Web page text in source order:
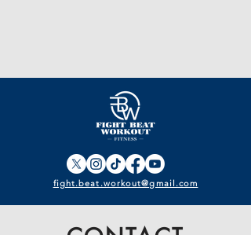
fight.beat.workout@gmail.com